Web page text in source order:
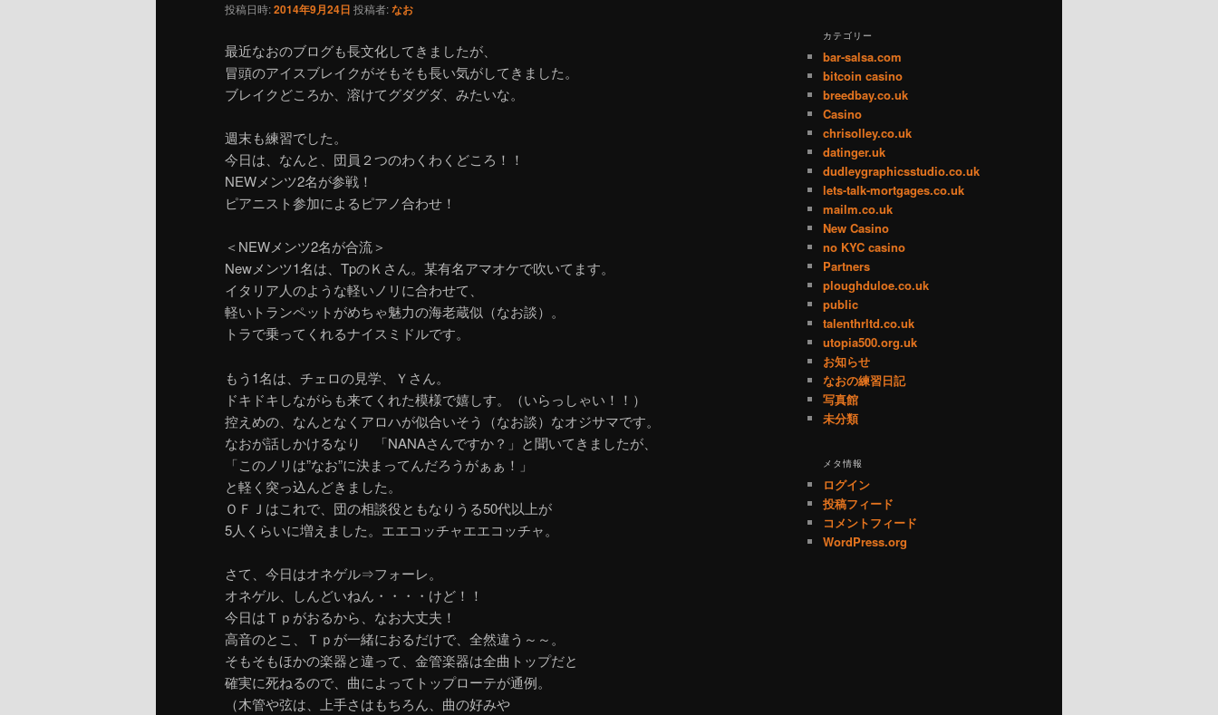
投稿日時:2014年9月24日 投稿者:なお
最近なおのブログも長文化してきましたが、
冒頭のアイスブレイクがそもそも長い気がしてきました。
ブレイクどころか、溶けてグダグダ、みたいな。
週末も練習でした。
今日は、なんと、団員２つのわくわくどころ！！
NEWメンツ2名が参戦！
ピアニスト参加によるピアノ合わせ！
＜NEWメンツ2名が合流＞
Newメンツ1名は、TpのＫさん。某有名アマオケで吹いてます。
イタリア人のような軽いノリに合わせて、
軽いトランペットがめちゃ魅力の海老蔵似（なお談）。
トラで乗ってくれるナイスミドルです。
もう1名は、チェロの見学、Ｙさん。
ドキドキしながらも来てくれた模様で嬉しす。（いらっしゃい！！）
控えめの、なんとなくアロハが似合いそう（なお談）なオジサマです。
なおが話しかけるなり 「NANAさんですか？」と聞いてきましたが、
「このノリは”なお”に決まってんだろうがぁぁ！」
と軽く突っ込んどきました。
ＯＦＪはこれで、団の相談役ともなりうる50代以上が
5人くらいに増えました。エエコッチャエエコッチャ。
さて、今日はオネゲル⇒フォーレ。
オネゲル、しんどいねん・・・・けど！！
今日はＴｐがおるから、なお大丈夫！
高音のとこ、Ｔｐが一緒におるだけで、全然違う～～。
そもそもほかの楽器と違って、金管楽器は全曲トップだと
確実に死ねるので、曲によってトップローテが通例。
（木管や弦は、上手さはもちろん、曲の好みや
カテゴリー
bar-salsa.com
bitcoin casino
breedbay.co.uk
Casino
chrisolley.co.uk
datinger.uk
dudleygraphicsstudio.co.uk
lets-talk-mortgages.co.uk
mailm.co.uk
New Casino
no KYC casino
Partners
ploughduloe.co.uk
public
talenthrltd.co.uk
utopia500.org.uk
お知らせ
なおの練習日記
写真館
未分類
メタ情報
ログイン
投稿フィード
コメントフィード
WordPress.org